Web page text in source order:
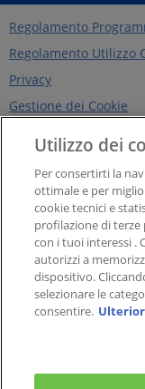
Regolamento
Regolamento Utilizzo
Privacy
Gestione dei Cookie
Contattaci
Chi siamo
NEWS&INTERVISTE
PAYBACK GROUP
Concorsi PAYBACK
Extra
PAYBACK Italia S.r.l. -
Utilizzo dei
Per consertirti la
ottimale e per
cookie tecnici e
profilazione di
con i tuoi interessi .
autorizzi a
dispositivo.
selezionare le
consentire.